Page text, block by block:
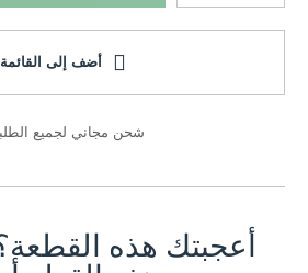
أضف إلى القائمة
شحن مجاني لجميع
أعجبتك هذه